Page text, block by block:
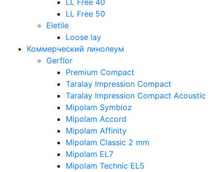
LL Free 40
LL Free 50
Eletile
Loose lay
Коммерческий линолеум
Gerflor
Premium Compact
Taralay Impression Compact
Taralay Impression Compact Acoustic
Mipolam Symbioz
Mipolam Accord
Mipolam Affinity
Mipolam Classic 2 mm
Mipolam EL7
Mipolam Technic EL5